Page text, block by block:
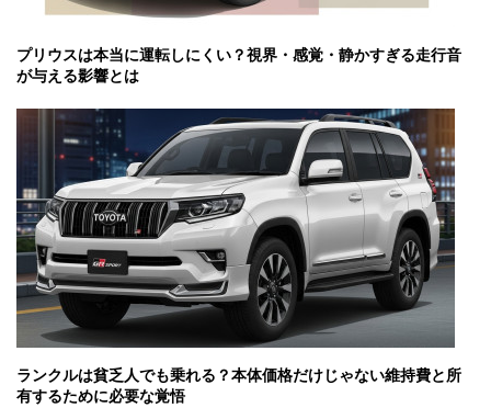
プリウスは本当に運転しにくい？視界・感覚・静かすぎる走行音
が与える影響とは
ランクルは貧乏人でも乗れる？本体価格だけじゃない維持費と所
有するために必要な覚悟